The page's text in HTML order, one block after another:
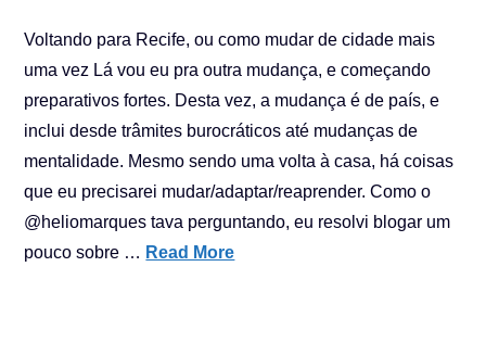
Voltando para Recife, ou como mudar de cidade mais
uma vez Lá vou eu pra outra mudança, e começando
preparativos fortes. Desta vez, a mudança é de país, e
inclui desde trâmites burocráticos até mudanças de
mentalidade. Mesmo sendo uma volta à casa, há coisas
que eu precisarei mudar/adaptar/reaprender. Como o
@heliomarques tava perguntando, eu resolvi blogar um
pouco sobre … Read More